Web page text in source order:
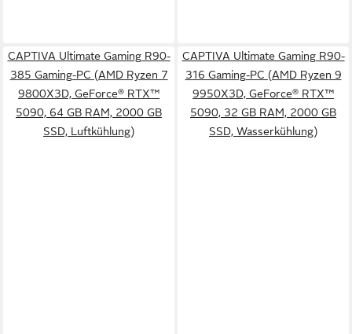
CAPTIVA Ultimate Gaming R90-
385 Gaming-PC (AMD Ryzen 7
9800X3D, GeForce® RTX™
5090, 64 GB RAM, 2000 GB
SSD, Luftkühlung)
CAPTIVA Ultimate Gaming R90-
316 Gaming-PC (AMD Ryzen 9
9950X3D, GeForce® RTX™
5090, 32 GB RAM, 2000 GB
SSD, Wasserkühlung)